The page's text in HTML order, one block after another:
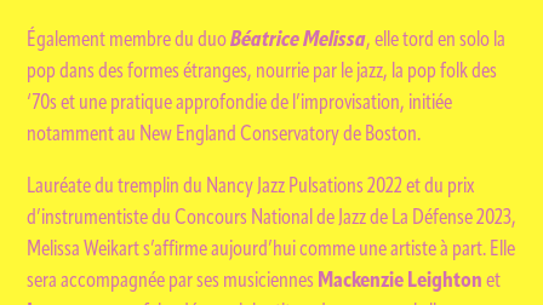
Également membre du duoBéatrice Melissa, elle tord en solo la
pop dans des formes étranges, nourrie par le jazz, la pop folk des
‘70s et une pratique approfondie de l’improvisation, initiée
notamment au New England Conservatory de Boston.
Lauréate du tremplin du Nancy Jazz Pulsations 2022 et du prix
d’instrumentiste du Concours National de Jazz de La Défense 2023,
Melissa Weikart s’affirme aujourd’hui comme une artiste à part. Elle
sera accompagnée par ses musiciennes Mackenzie Leighton et